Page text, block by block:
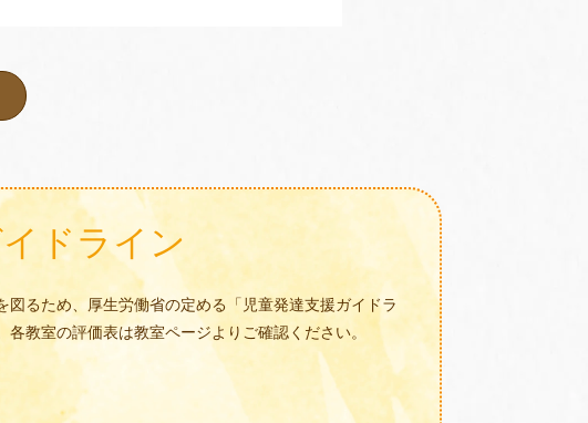
ドライン
るため、厚生労働省の定める「児童発達支援ガイドラ
教室の評価表は教室ページよりご確認ください。